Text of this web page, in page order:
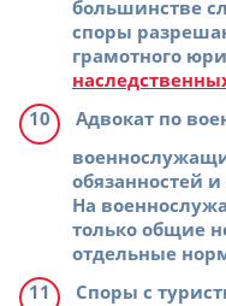
большинстве
споры
грамотного
Адвокат по
обязанностей
На
только общие
отдельные
Споры с